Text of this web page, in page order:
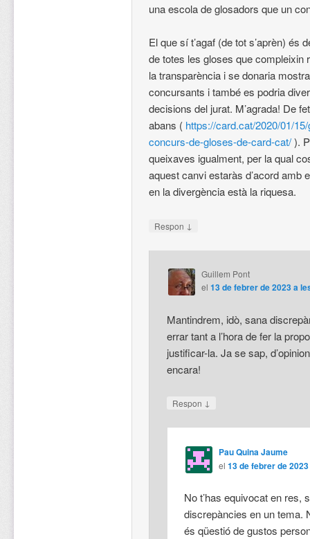
una escola de glosadors que un
El que sí t’agaf (de tot s’aprèn) és
de totes les gloses que compleixin
la transparència i se donaria
concursants i també es podria
decisions del jurat. M’agrada! De
abans ( https://card.cat/2020/01/
concurs-de-gloses-de-card-cat/).
queixaves igualment, per la qual
aquest canvi estaràs d’acord amb
en la divergència està la riquesa.
Respon ↓
Guillem Pont
el 13 de febrer de 2023 a
Mantindrem, idò, sana
errar tant a l’hora de fer la
justificar-la. Ja se sap,
encara!
Respon ↓
Pau Quina Jaume
el13 de febrer de
No t’has equivocat en res,
discrepàncies en un tema.
és qüestió de gustos